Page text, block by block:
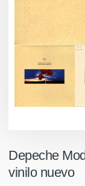
Depeche
vinilo nuevo